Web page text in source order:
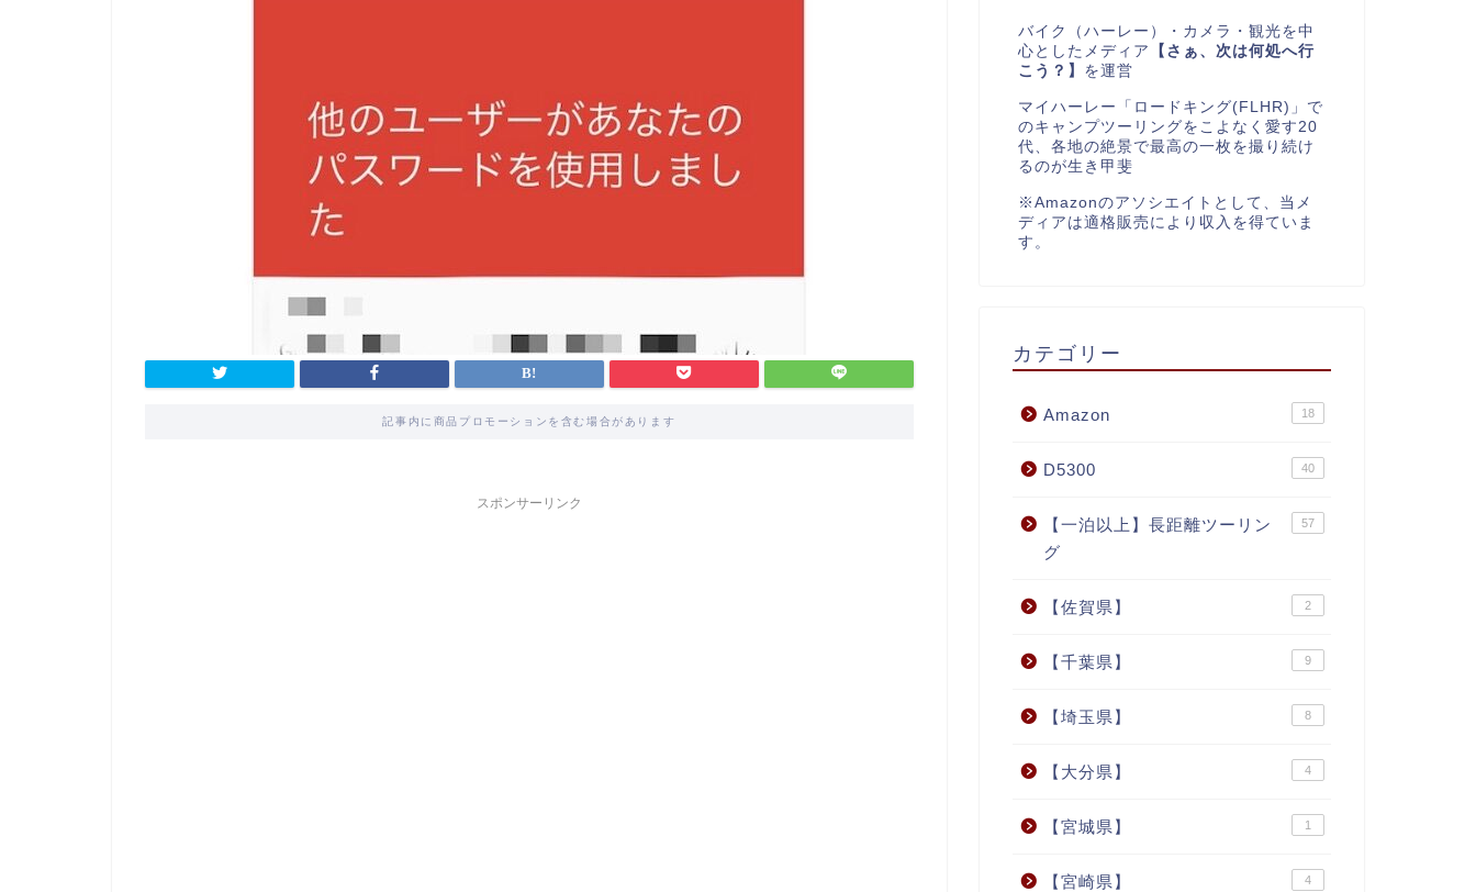
記事内に商品プロモーションを含む場合があります
スポンサーリンク
バイク（ハーレー）・カメラ・観光を中
心としたメディア
【さぁ、次は何処へ行
こう？】 を運営
マイハーレー「ロードキング(FLHR)」で
のキャンプツーリングをこよなく愛す20
代、各地の絶景で最高の一枚を撮り続け
るのが生き甲斐
※Amazonのアソシエイトとして、当メ
ディアは適格販売により収入を得ていま
す。
カテゴリー
Amazon 18
D5300 40
【一泊以上】長距離ツーリン
グ
57
【佐賀県】 2
【千葉県】 9
【埼玉県】 8
【大分県】 4
【宮城県】 1
【宮崎県】 4